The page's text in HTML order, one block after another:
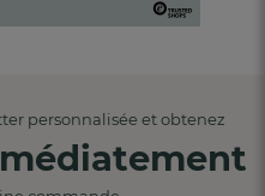
personnalisée et obtenez